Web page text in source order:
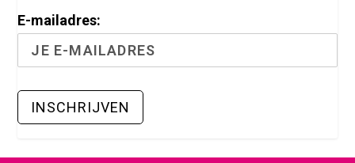
E-mailadres: